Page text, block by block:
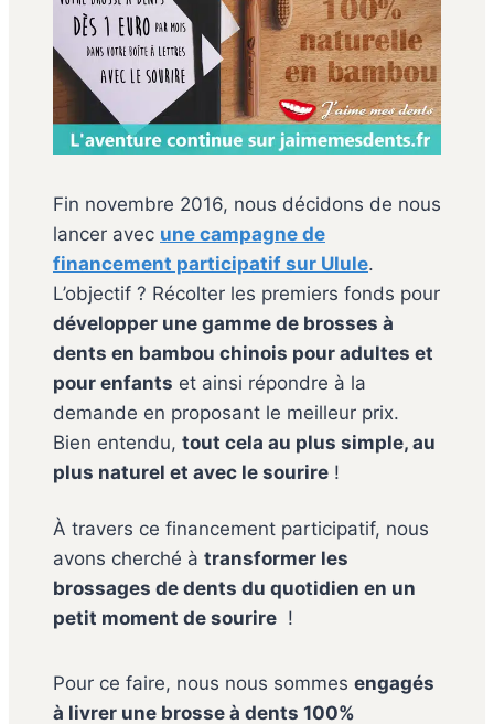
Fin novembre 2016, nous décidons de nous
lancer avec une campagne de
financement participatif sur Ulule.
L’objectif ? Récolter les premiers fonds pour
développer une gamme de brosses à
dents en bambou chinois pour adultes et
pour enfants et ainsi répondre à la
demande en proposant le meilleur prix.
Bien entendu, tout cela au plus simple, au
plus naturel et avec le sourire !
À travers ce financement participatif, nous
avons cherché à transformer les
brossages de dents du quotidien en un
petit moment de sourire !
Pour ce faire, nous nous sommes engagés
à livrer une brosse à dents 100%